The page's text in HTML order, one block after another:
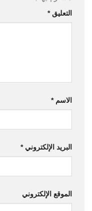
التعليق*
الاسم*
البريد الإلكتروني*
الموقع الإلكتروني